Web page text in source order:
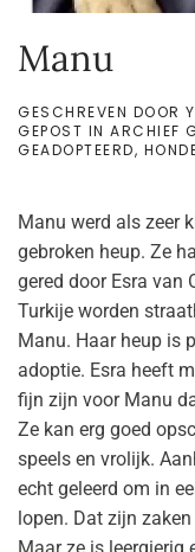
Manu
GESCHREVEN DOOR
GEPOST IN ARCHIEF
GEADOPTEERD,
Manu werd als zeer
gebroken heup. Ze
gered door Esra van
Turkije worden
Manu. Haar heup is
adoptie. Esra heeft
fijn zijn voor Manu
Ze kan erg goed
speels en vrolijk.
echt geleerd om in
lopen. Dat zijn